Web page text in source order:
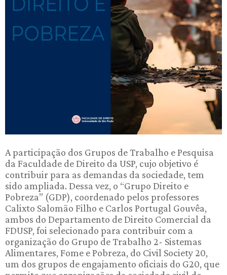
A participação dos Grupos de Trabalho e Pesquisa
da Faculdade de Direito da USP, cujo objetivo é
contribuir para as demandas da sociedade, tem
sido ampliada. Dessa vez, o “Grupo Direito e
Pobreza” (GDP), coordenado pelos professores
Calixto Salomão Filho e Carlos Portugal Gouvêa,
ambos do Departamento de Direito Comercial da
FDUSP, foi selecionado para contribuir com a
organização do Grupo de Trabalho 2- Sistemas
Alimentares, Fome e Pobreza, do Civil Society 20,
um dos grupos de engajamento oficiais do G20, que